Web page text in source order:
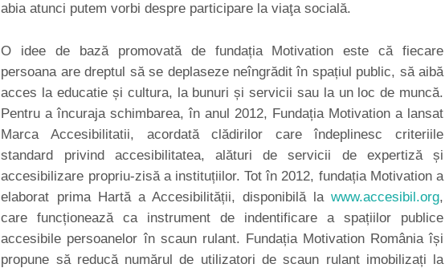
abia atunci putem vorbi despre participare la viaţa socială.
O idee de bază promovată de fundația Motivation este că fiecare
persoana are dreptul să se deplaseze neîngrădit în spațiul public, să aibă
acces la educatie și cultura, la bunuri și servicii sau la un loc de muncă.
Pentru a încuraja schimbarea, în anul 2012, Fundația Motivation a lansat
Marca Accesibilitatii, acordată clădirilor care îndeplinesc criteriile
standard privind accesibilitatea, alături de servicii de expertiză și
accesibilizare propriu-zisă a instituțiilor. Tot în 2012, fundația Motivation a
elaborat prima Hartă a Accesibilității, disponibilă lawww.accesibil.org,
care funcționează ca instrument de indentificare a spațiilor publice
accesibile persoanelor în scaun rulant. Fundația Motivation România își
propune să reducă numărul de utilizatori de scaun rulant imobilizați la